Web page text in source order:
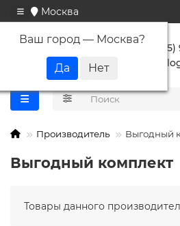
Москва
Ваш город — Москва?
+7
Производитель Выгодный
Выгодный комплект
Товары данного